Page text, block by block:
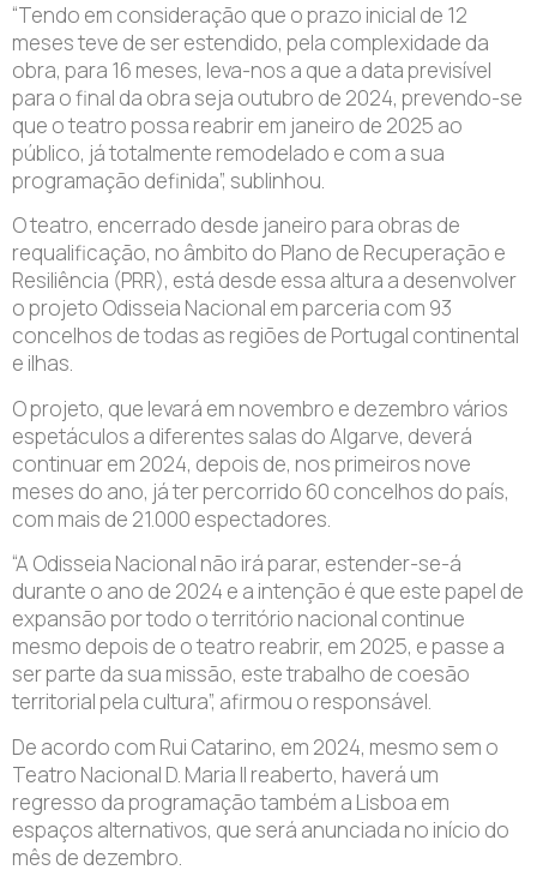
“Tendo em consideração que o prazo inicial de 12
meses teve de ser estendido, pela complexidade da
obra, para 16 meses, leva-nos a que a data previsível
para o final da obra seja outubro de 2024, prevendo-se
que o teatro possa reabrir em janeiro de 2025 ao
público, já totalmente remodelado e com a sua
programação definida”, sublinhou.
O teatro, encerrado desde janeiro para obras de
requalificação, no âmbito do Plano de Recuperação e
Resiliência (PRR), está desde essa altura a desenvolver
o projeto Odisseia Nacional em parceria com 93
concelhos de todas as regiões de Portugal continental
e ilhas.
O projeto, que levará em novembro e dezembro vários
espetáculos a diferentes salas do Algarve, deverá
continuar em 2024, depois de, nos primeiros nove
meses do ano, já ter percorrido 60 concelhos do país,
com mais de 21.000 espectadores.
“A Odisseia Nacional não irá parar, estender-se-á
durante o ano de 2024 e a intenção é que este papel de
expansão por todo o território nacional continue
mesmo depois de o teatro reabrir, em 2025, e passe a
ser parte da sua missão, este trabalho de coesão
territorial pela cultura”, afirmou o responsável.
De acordo com Rui Catarino, em 2024, mesmo sem o
Teatro Nacional D. Maria II reaberto, haverá um
regresso da programação também a Lisboa em
espaços alternativos, que será anunciada no início do
mês de dezembro.